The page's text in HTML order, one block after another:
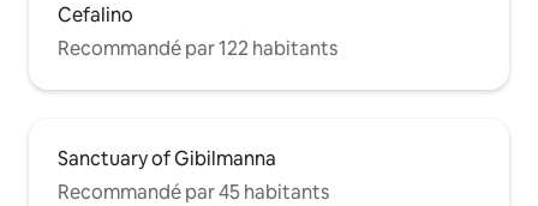
Cefalino
Recommandé par 122 habitants
Sanctuary of Gibilmanna
Recommandé par 45 habitants